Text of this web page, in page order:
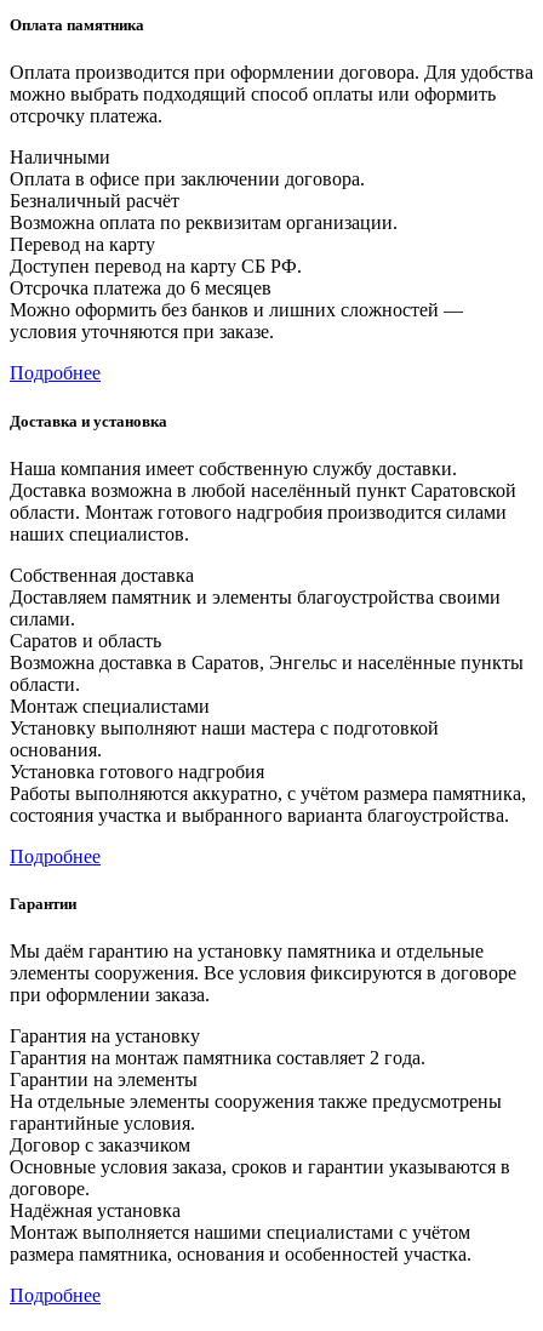
Оплата памятника
Оплата производится при оформлении договора. Для удобства
можно выбрать подходящий способ оплаты или оформить
отсрочку платежа.
Наличными
Оплата в офисе при заключении договора.
Безналичный расчёт
Возможна оплата по реквизитам организации.
Перевод на карту
Доступен перевод на карту СБ РФ.
Отсрочка платежа до 6 месяцев
Можно оформить без банков и лишних сложностей —
условия уточняются при заказе.
Подробнее
Доставка и установка
Наша компания имеет собственную службу доставки.
Доставка возможна в любой населённый пункт Саратовской
области. Монтаж готового надгробия производится силами
наших специалистов.
Собственная доставка
Доставляем памятник и элементы благоустройства своими
силами.
Саратов и область
Возможна доставка в Саратов, Энгельс и населённые пункты
области.
Монтаж специалистами
Установку выполняют наши мастера с подготовкой
основания.
Установка готового надгробия
Работы выполняются аккуратно, с учётом размера памятника,
состояния участка и выбранного варианта благоустройства.
Подробнее
Гарантии
Мы даём гарантию на установку памятника и отдельные
элементы сооружения. Все условия фиксируются в договоре
при оформлении заказа.
Гарантия на установку
Гарантия на монтаж памятника составляет 2 года.
Гарантии на элементы
На отдельные элементы сооружения также предусмотрены
гарантийные условия.
Договор с заказчиком
Основные условия заказа, сроков и гарантии указываются в
договоре.
Надёжная установка
Монтаж выполняется нашими специалистами с учётом
размера памятника, основания и особенностей участка.
Подробнее